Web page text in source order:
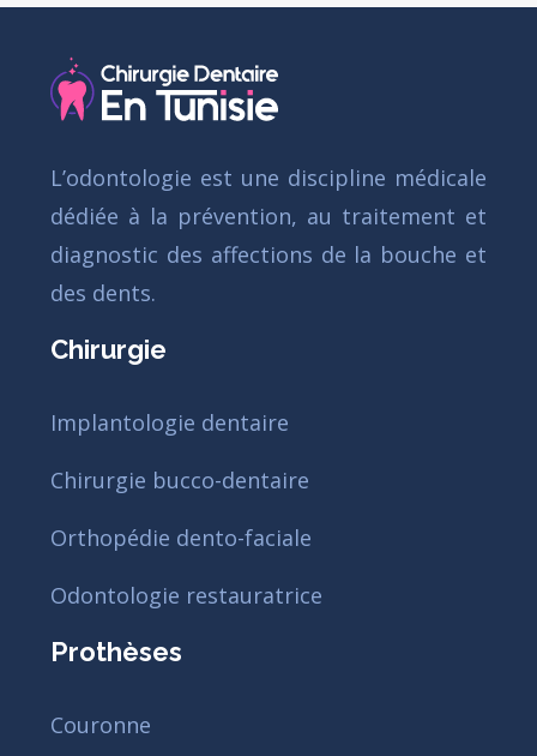
L’odontologie est une discipline médicale
dédiée à la prévention, au traitement et
diagnostic des affections de la bouche et
des dents.
Chirurgie
Implantologie dentaire
Chirurgie bucco-dentaire
Orthopédie dento-faciale
Odontologie restauratrice
Prothèses
Couronne